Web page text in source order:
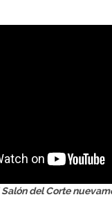
Salón del Corte